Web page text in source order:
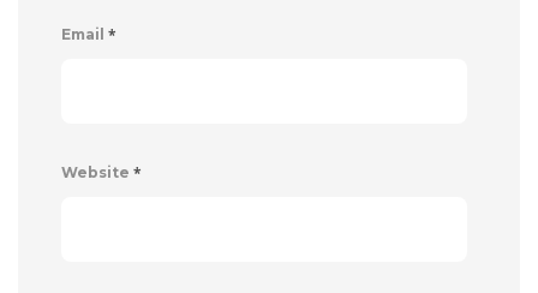
Email *
Website *